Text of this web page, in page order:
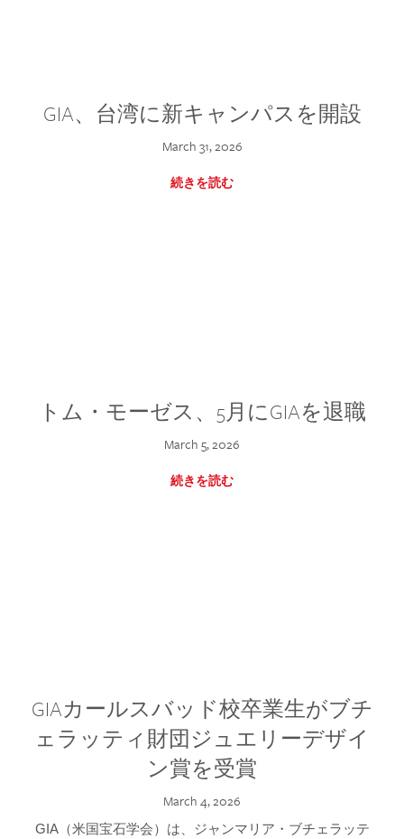
GIA、台湾に新キャンパスを開設
March 31, 2026
続きを読む
トム・モーゼス、5月にGIAを退職
March 5, 2026
続きを読む
GIAカールスバッド校卒業生がブチ
ェラッティ財団ジュエリーデザイ
ン賞を受賞
March 4, 2026
GIA（米国宝石学会）は、ジャンマリア・ブチェラッテ